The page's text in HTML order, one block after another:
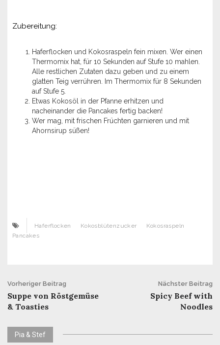
Zubereitung:
Haferflocken und Kokosraspeln fein mixen. Wer einen
Thermomix hat, für 10 Sekunden auf Stufe 10 mahlen.
Alle restlichen Zutaten dazu geben und zu einem
glatten Teig verrühren. Im Thermomix für 8 Sekunden
auf Stufe 5.
Etwas Kokosöl in der Pfanne erhitzen und
nacheinander die Pancakes fertig backen!
Wer mag, mit frischen Früchten garnieren und mit
Ahornsirup süßen!
Haferflocken Kokosblütenzucker
Kokosraspeln
Pancakes
Beitrags-
Navigation
Vorheriger Beitrag
Suppe von Röstgemüse
& Toasties
Nächster Beitrag
Spicy Beef with
Noodles
Pia & Stef